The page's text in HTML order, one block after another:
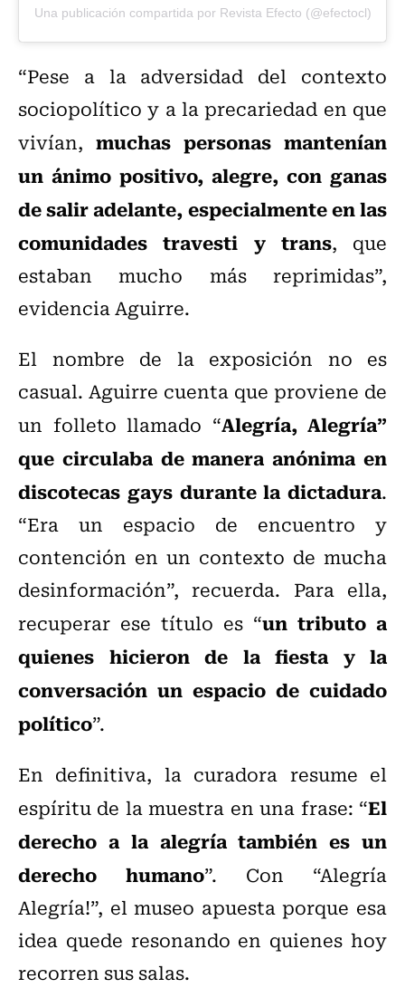
Una publicación compartida por Revista Efecto (@efectocl)
“Pese a la adversidad del contexto
sociopolítico y a la precariedad en que
vivían, muchas personas mantenían
un ánimo positivo, alegre, con ganas
de salir adelante, especialmente en las
comunidades travesti y trans, que
estaban mucho más reprimidas”,
evidencia Aguirre.
El nombre de la exposición no es
casual. Aguirre cuenta que proviene de
un folleto llamado “Alegría, Alegría”
que circulaba de manera anónima en
discotecas gays durante la dictadura.
“Era un espacio de encuentro y
contención en un contexto de mucha
desinformación”, recuerda. Para ella,
recuperar ese título es “un tributo a
quienes hicieron de la fiesta y la
conversación un espacio de cuidado
político”.
En definitiva, la curadora resume el
espíritu de la muestra en una frase: “El
derecho a la alegría también es un
derecho humano”. Con “Alegría
Alegría!”, el museo apuesta porque esa
idea quede resonando en quienes hoy
recorren sus salas.